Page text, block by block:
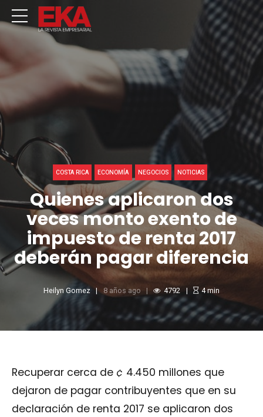
COSTA RICA ECONOMÍA NEGOCIOS NOTICIAS
Quienes aplicaron dos
veces monto exento de
impuesto de renta 2017
deberán pagar diferencia
Heilyn Gomez 8 años ago 4792 4min
Recuperar cerca de ¢ 4.450 millones que
dejaron de pagar contribuyentes que en su
declaración de renta 2017 se aplicaron dos